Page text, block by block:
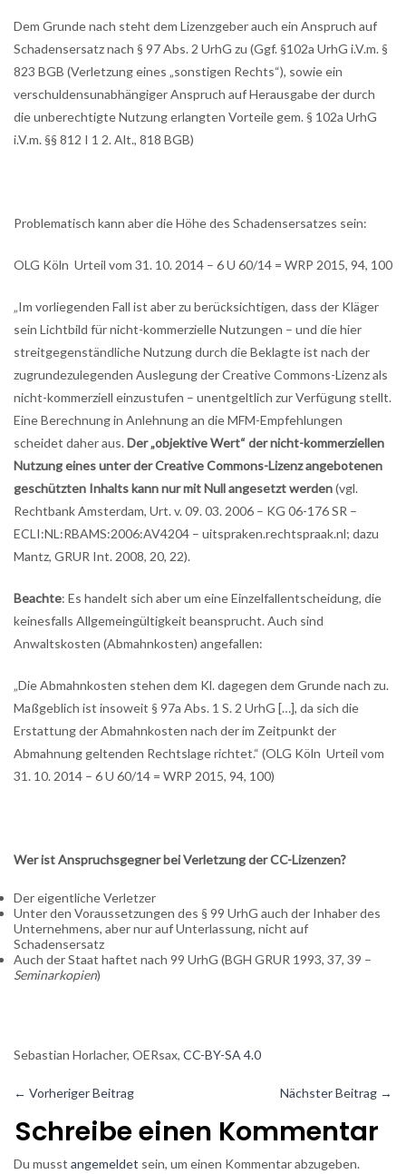
Dem Grunde nach steht dem Lizenzgeber auch ein Anspruch auf
Schadensersatz nach § 97 Abs. 2 UrhG zu (Ggf. §102a UrhG i.V.m. §
823 BGB (Verletzung eines „sonstigen Rechts“), sowie ein
verschuldensunabhängiger Anspruch auf Herausgabe der durch
die unberechtigte Nutzung erlangten Vorteile gem. § 102a UrhG
i.V.m. §§ 812 I 1 2. Alt., 818 BGB)
Problematisch kann aber die Höhe des Schadensersatzes sein:
OLG Köln Urteil vom 31. 10. 2014 – 6 U 60/14 = WRP 2015, 94, 100
„Im vorliegenden Fall ist aber zu berücksichtigen, dass der Kläger
sein Lichtbild für nicht-kommerzielle Nutzungen – und die hier
streitgegenständliche Nutzung durch die Beklagte ist nach der
zugrundezulegenden Auslegung der Creative Commons-Lizenz als
nicht-kommerziell einzustufen – unentgeltlich zur Verfügung stellt.
Eine Berechnung in Anlehnung an die MFM-Empfehlungen
scheidet daher aus.Der „objektive Wert“ der nicht-kommerziellen
Nutzung eines unter der Creative Commons-Lizenz angebotenen
geschützten Inhalts kann nur mit Null angesetzt werden(vgl.
Rechtbank Amsterdam, Urt. v. 09. 03. 2006 – KG 06-176 SR –
ECLI:NL:RBAMS:2006:AV4204 – uitspraken.rechtspraak.nl; dazu
Mantz, GRUR Int. 2008, 20, 22).
Beachte: Es handelt sich aber um eine Einzelfallentscheidung, die
keinesfalls Allgemeingültigkeit beansprucht. Auch sind
Anwaltskosten (Abmahnkosten) angefallen:
„Die Abmahnkosten stehen dem Kl. dagegen dem Grunde nach zu.
Maßgeblich ist insoweit § 97a Abs. 1 S. 2 UrhG […], da sich die
Erstattung der Abmahnkosten nach der im Zeitpunkt der
Abmahnung geltenden Rechtslage richtet.“ (OLG Köln Urteil vom
31. 10. 2014 – 6 U 60/14 = WRP 2015, 94, 100)
Wer ist Anspruchsgegner bei Verletzung der CC-Lizenzen?
Der eigentliche Verletzer
Unter den Voraussetzungen des § 99 UrhG auch der Inhaber des
Unternehmens, aber nur auf Unterlassung, nicht auf
Schadensersatz
Auch der Staat haftet nach 99 UrhG (BGH GRUR 1993, 37, 39 –
Seminarkopien)
Sebastian Horlacher, OERsax, CC-BY-SA 4.0
← Vorheriger Beitrag Nächster Beitrag →
Schreibe einen Kommentar
Du musst angemeldet sein, um einen Kommentar abzugeben.